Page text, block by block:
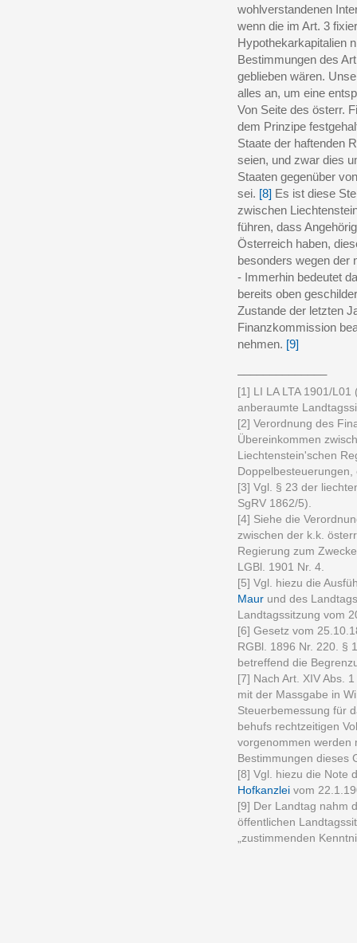
wohlverstandenen
wenn die im Art. 3
Hypothekarkapitalien
Bestimmungen des
geblieben wären.
alles an, um eine
Von Seite des österr.
dem Prinzipe
Staate der haftenden
seien, und zwar dies
Staaten gegenüber
sei. [8] Es ist diese
zwischen
führen, dass
Österreich haben,
besonders wegen der
- Immerhin bedeutet
bereits oben
Zustande der letzten
Finanzkommission
nehmen. [9]
[1] LI LA LTA 1901/
anberaumte
[2] Verordnung des
Übereinkommen
Liechtenstein'schen
[3] Vgl. § 23 der
SgRV 1862/5).
[4] Siehe die
zwischen der k.k.
Regierung zum
LGBl. 1901 Nr. 4.
[5] Vgl. hiezu die
Maur und des
Landtagssitzung vom
[6] Gesetz vom
RGBl. 1896 Nr. 220. §
betreffend die
[7] Nach Art. XIV Abs.
mit der Massgabe in
Steuerbemessung für
behufs rechtzeitigen
vorgenommen werden
Bestimmungen dieses
[8] Vgl. hiezu die Note
Hofkanzlei vom
[9] Der Landtag nahm
öffentlichen
„zustimmenden